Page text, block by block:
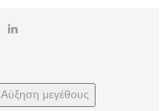
Αύξηση μεγέθους